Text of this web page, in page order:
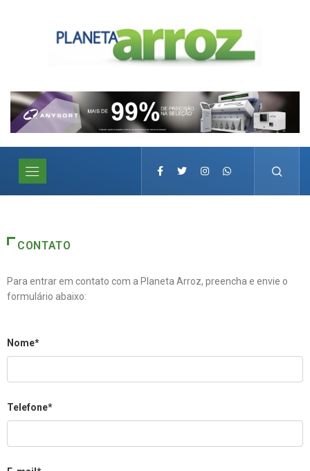
CONTATO
Para entrar em contato com a Planeta Arroz, preencha e envie o
formulário abaixo:
Nome*
Telefone*